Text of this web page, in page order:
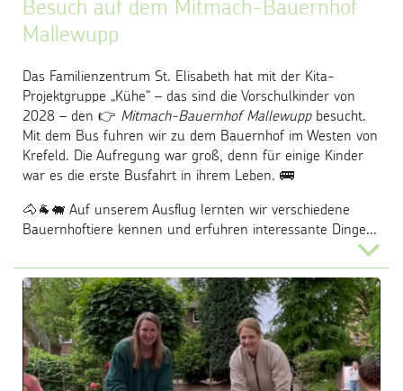
Besuch auf dem Mitmach-Bauernhof
Mallewupp
Das Familienzentrum St. Elisabeth hat mit der Kita-
Projektgruppe „Kühe“ – das sind die Vorschulkinder von
2028 – den 👉 Mitmach-Bauernhof Mallewuppbesucht.
Mit dem Bus fuhren wir zu dem Bauernhof im Westen von
Krefeld. Die Aufregung war groß, denn für einige Kinder
war es die erste Busfahrt in ihrem Leben. 🚌
🐴🐐🐖 Auf unserem Ausflug lernten wir verschiedene
Bauernhoftiere kennen und erfuhren interessante Dinge...